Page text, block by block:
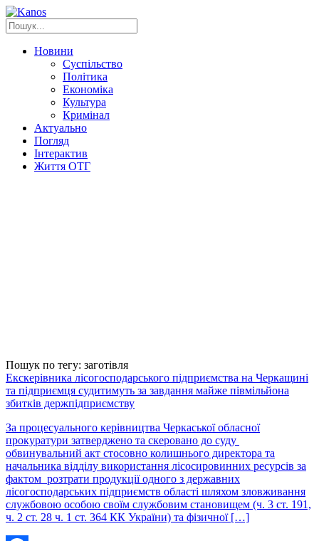
Новини
Суспільство
Політика
Економіка
Культура
Кримінал
Актуально
Погляд
Інтерактив
Життя ОТГ
Пошук по тегу: заготівля
Екскерівника лісогосподарського підприємства на Черкащині
та підприємця судитимуть за завдання майже півмільйона
збитків держпідприємству
За процесуального керівництва Черкаської обласної
прокуратури затверджено та скеровано до суду
обвинувальний акт стосовно колишнього директора та
начальника відділу використання лісосировинних ресурсів за
фактом розтрати продукції одного з державних
лісогосподарських підприємств області шляхом зловживання
службовою особою своїм службовим становищем (ч. 3 ст. 191,
ч. 2 ст. 28 ч. 1 ст. 364 КК України) та фізичної […]